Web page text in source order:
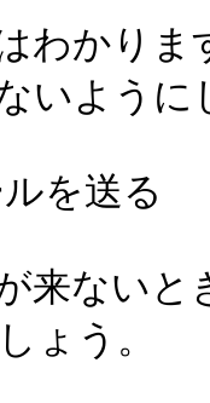
わかり
いように
を送る
来ない
ょう。